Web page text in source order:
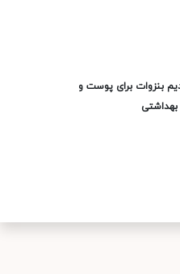
بنزوات برای پوست و